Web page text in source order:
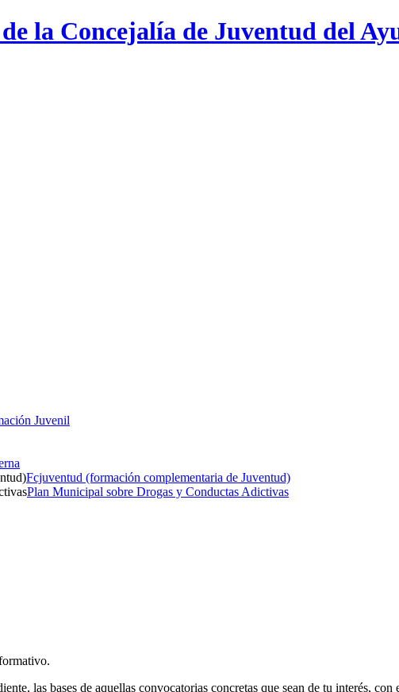
Juvenil
Fcjuventud (formación complementaria de Juventud)
Plan Municipal sobre Drogas y Conductas Adictivas
las bases de aquellas convocatorias concretas que sean de tu interés,